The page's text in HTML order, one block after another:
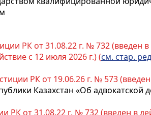
РК от 31.08.22 г. № 732 (введен в
с 12 июля 2026 г.) (см. стар.
РК от 19.06.26 г. № 573 (введен
Казахстан «Об
РК от 31.08.22 г. № 732 (введен в